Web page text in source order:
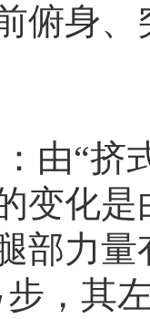
俯身
“挤式
变化是
部力
，其